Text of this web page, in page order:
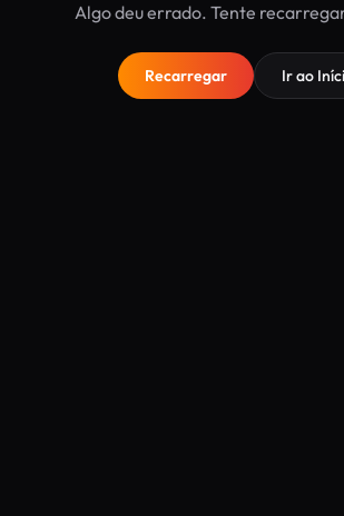
Algo deu errado. Tente
Recarregar Ir ao